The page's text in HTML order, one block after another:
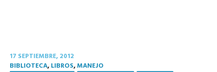
17 SEPTIEMBRE, 2012
BIBLIOTECA,LIBROS,MANEJO